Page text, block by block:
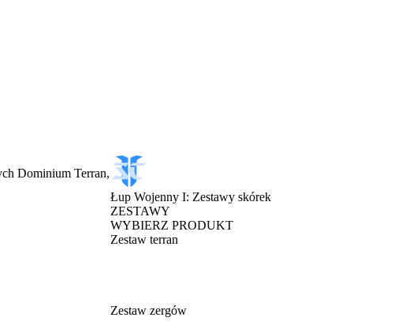
Łup Wojenny I: Zestawy skórek
ZESTAWY
WYBIERZ PRODUKT
Zestaw terran
Zestaw zergów
Dominium Terran,